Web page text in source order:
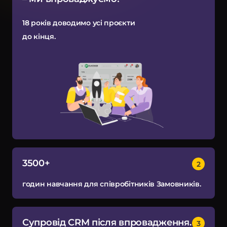
18 років доводимо усі проєкти
до кінця.
3500+
годин навчання для співробітників Замовників.
Супровід CRM після впровадження.